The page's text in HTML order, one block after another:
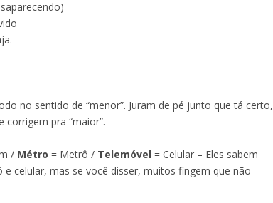
no sentido de “menor”. Juram de pé junto que tá certo,
corrigem pra “maior”.
/ Métro = Metrô / Telemóvel = Celular – Eles sabem
celular, mas se você disser, muitos fingem que não